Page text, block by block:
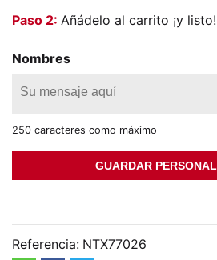
Paso 2: Añádelo al carrito ¡y listo!
Nombres
250 caracteres como máximo
GUARDAR
Referencia: NTX77026